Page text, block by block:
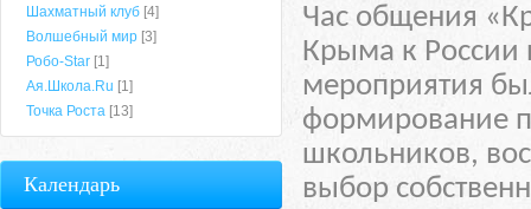
Час общения
Крыма к России
мероприятия
формирование
школьников,
выбор
Шахматный клуб [4]
Волшебный мир [3]
Робо-Star [1]
Ая.Школа.Ru [1]
Точка Роста [13]
Календарь